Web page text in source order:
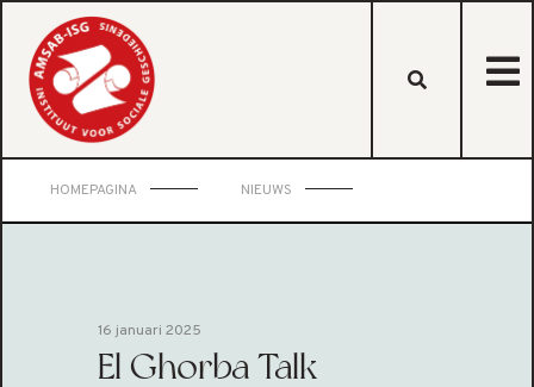
HOMEPAGINA NIEUWS
16 januari 2025
El Ghorba Talk